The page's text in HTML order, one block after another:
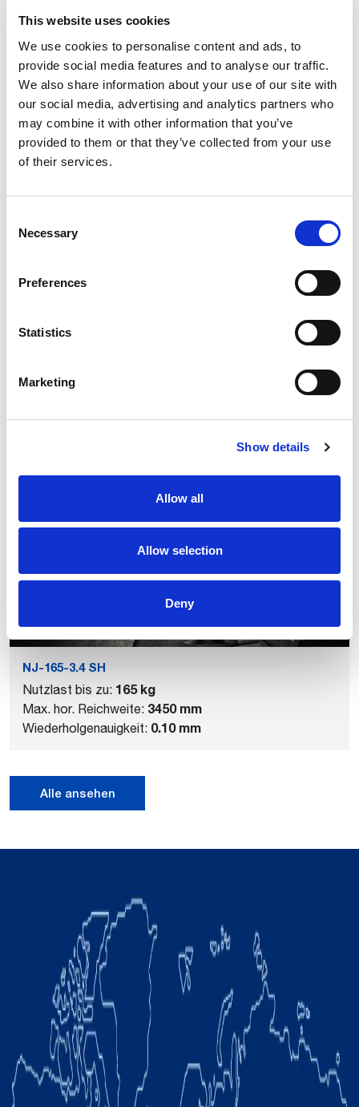
This website uses cookies
We use cookies to personalise content and ads, to
provide social media features and to analyse our traffic.
We also share information about your use of our site with
our social media, advertising and analytics partners who
may combine it with other information that you’ve
provided to them or that they’ve collected from your use
of their services.
Selection
Necessary
Preferences
Statistics
Marketing
Show details
Allow all
Allow selection
Deny
Verwandte Produkte
NJ-165-3.4 SH
Nutzlast bis zu: 165 kg
Max. hor. Reichweite: 3450 mm
Wiederholgenauigkeit: 0.10 mm
Alle ansehen